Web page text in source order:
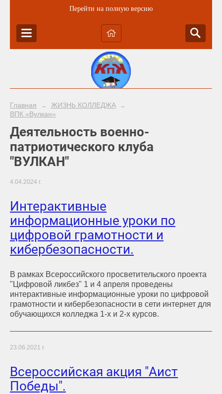
Перейти на полную версию
Главная → ЖИЗНЬ КОЛЛЕДЖА →
ВПК «Вулкан»
Деятельность военно-
патриотического клуба
"ВУЛКАН"
4.04.2024 г.
Интерактивные
информационные уроки по
цифровой грамотности и
кибербезопасности.
В рамках Всероссийского просветительского проекта
"Цифровой ликбез" 1 и 4 апреля проведены
интерактивные информационные уроки по цифровой
грамотности и кибербезопасности в сети интернет для
обучающихся колледжа 1-х и 2-х курсов.
23.06.2021 г.
Всероссийская акция "Аист
Победы".